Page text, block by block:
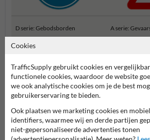
D serie: Gebodsborden A serie:
Cookies
TrafficSupply gebruikt cookies en
functionele cookies, waardoor de website
we ook analytische cookies om je de best
gebruikerservaring te bieden.
Ook plaatsen we marketing cookies en
identifiers, waarmee wij en derde partijen
niet-gepersonaliseerde advertenties tonen